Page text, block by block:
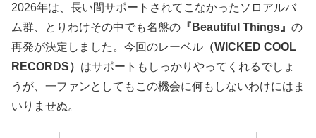
2026年は、長い間サポートされてこなかったソロアルバ
ム群、とりわけその中でも名盤の 『Beautiful Things』 の
再発が決定しました。今回のレーベル （WICKED COOL
RECORDS） はサポートもしっかりやってくれるでしょ
うが、一ファンとしてもこの機会に何もしないわけにはま
いりませぬ。